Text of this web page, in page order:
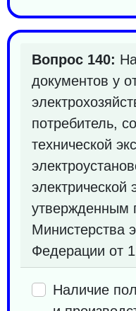
Вопрос 140:
документов у
потребитель,
технической
электрической
утвержденным
Министерства
Федерации от
Наличие